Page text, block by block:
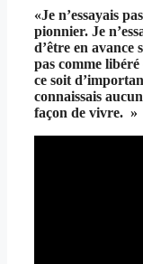
«Je n’essayais
pionnier. Je
d’être en avance
pas comme
ce soit
connaissais
façon de vivre. »